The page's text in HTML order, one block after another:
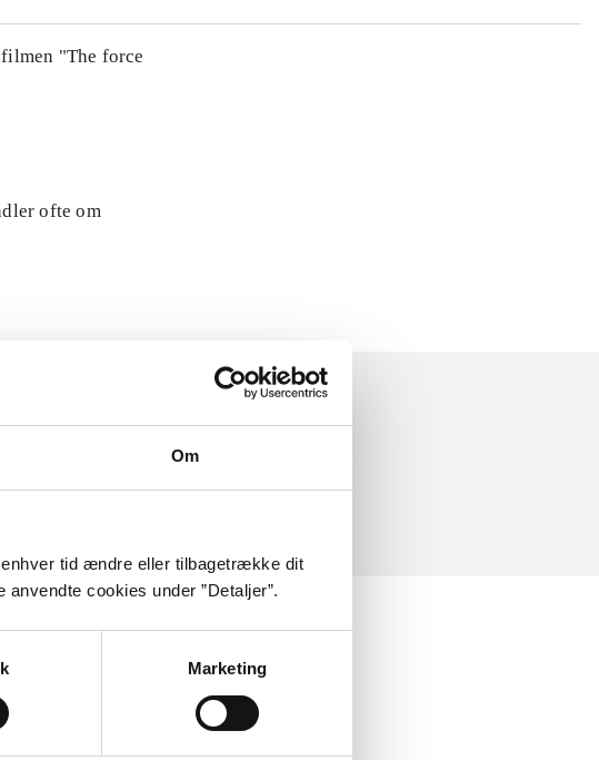
Om
tid ændre eller tilbagetrække dit
cookies under ”Detaljer”.
Marketing
"The force
ofte om